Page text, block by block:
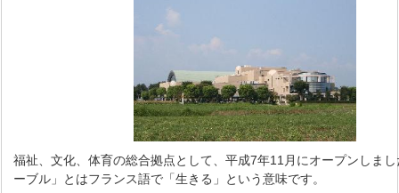
福祉、文化、体育の総合拠点として、平成7年11月にオープンしま
ーブル」とはフランス語で「生きる」という意味です。